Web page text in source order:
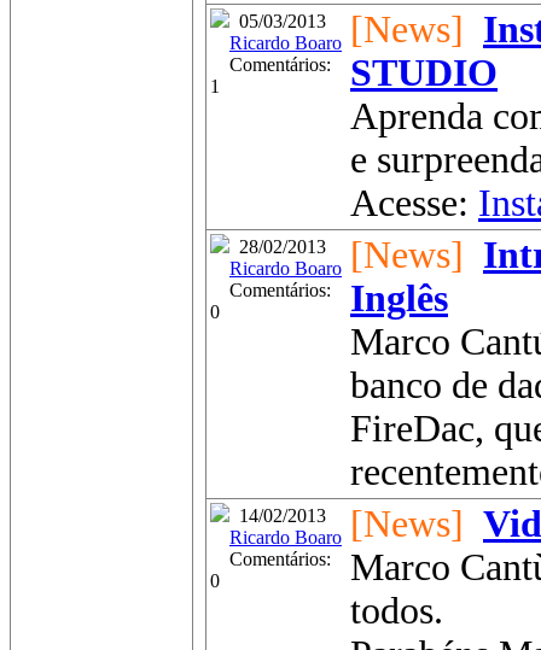
05/03/2013
Ricardo Boaro
Comentários:
1
[News]
STUDIO
Aprenda
e
Acesse:
28/02/2013
Ricardo Boaro
Comentários:
0
[News]
Inglês
Marco
banco de
FireDac,
14/02/2013
Ricardo Boaro
Comentários:
0
[News]
Marco
todos.